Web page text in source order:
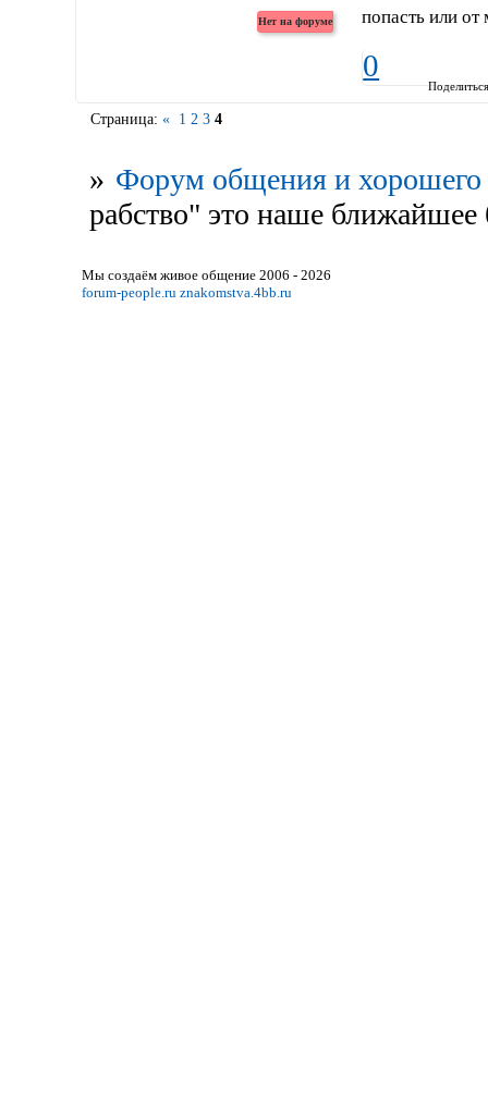
попасть или от
0
Страница: « 1 2 3 4
» Форум общения и хорошего
рабство" это наше ближайшее
Мы создаём живое общение 2006 - 2026
forum-people.ru znakomstva.4bb.ru